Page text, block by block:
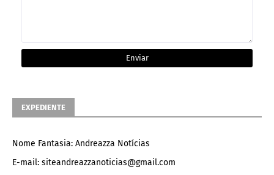
EXPEDIENTE
Nome Fantasia: Andreazza Notícias
E-mail: siteandreazzanoticias@gmail.com